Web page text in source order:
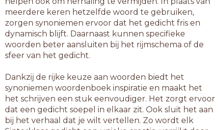
meerdere keren hetzelfde woord te gebruiken,
zorgen synoniemen ervoor dat het gedicht fris en
dynamisch blijft. Daarnaast kunnen specifieke
woorden beter aansluiten bij het rijmschema of de
sfeer van het gedicht.
Dankzij de rijke keuze aan woorden biedt het
synoniemen woordenboek inspiratie en maakt het
het schrijven een stuk eenvoudiger. Het zorgt ervoor
dat een gedicht soepel in elkaar zit. Ook sluit het aan
bij het verhaal dat je wilt vertellen. Zo wordt elk